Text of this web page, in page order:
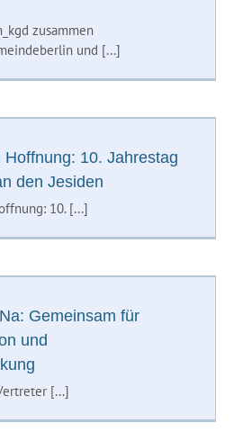
zusammen
und [...]
Hoffnung: 10. Jahrestag
den Jesiden
10. [...]
Gemeinsam für
und
[...]